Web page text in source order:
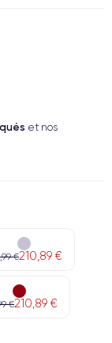
et nos
€210,89 €
€210,89 €